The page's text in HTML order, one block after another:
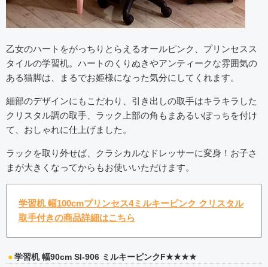
乙女のハートをがっちりとらえるオールピンク、プリンセスス
タイルの学習机。ハートのくりぬきやアンティークな雰囲気の
ある猫脚は、まるでお姫様になった気分にしてくれます。
細部のデザインにもこだわり、引き出しの取手はキラキラした
クリスタル調の取手、ラック上部の角もまあるいぽっちを付け
て、おしゃれに仕上げました。
ラックを取り外せば、クラシカルなドレッサーに変身！お子さ
まが大きくなってからもお使いいただけます。
学習机 幅100cmプリンセス4ミルキーピンク クリスタル
取手付きの商品詳細はこちら
学習机 幅90cm SI-906 ミルキーピンクF★★★★